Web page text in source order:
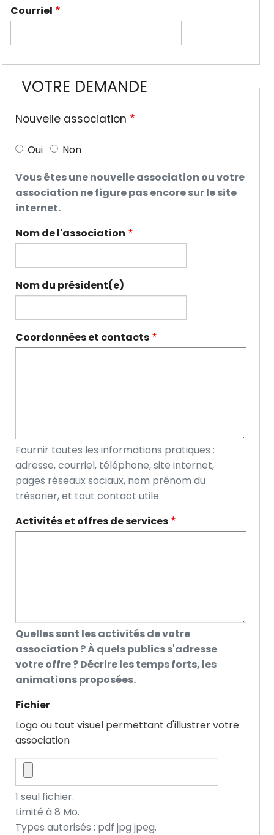
Courriel
VOTRE DEMANDE
Nouvelle association
Oui
Non
Vous êtes une nouvelle association ou votre
association ne figure pas encore sur le site
internet.
Nom de l'association
Nom du président(e)
Coordonnées et contacts
Fournir toutes les informations pratiques :
adresse, courriel, téléphone, site internet,
pages réseaux sociaux, nom prénom du
trésorier, et tout contact utile.
Activités et offres de services
Quelles sont les activités de votre
association ? À quels publics s'adresse
votre offre ? Décrire les temps forts, les
animations proposées.
Fichier
Logo ou tout visuel permettant d'illustrer votre
association
1 seul fichier.
Limité à 8 Mo.
Types autorisés : pdf jpg jpeg.